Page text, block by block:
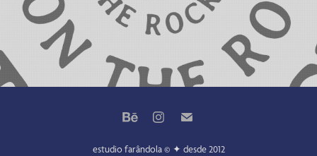
estudio farândola © ✦ desde 2012